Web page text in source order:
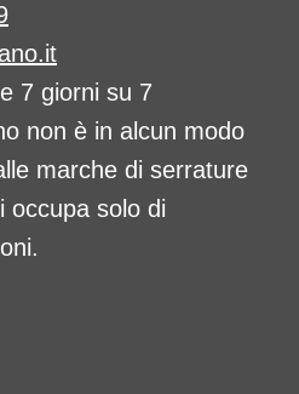
7 giorni su 7
non è in alcun modo
marche di serrature
occupa solo di